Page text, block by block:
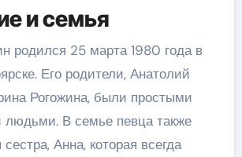
и семья
родился 25 марта 1980 года в
Его родители, Анатолий
Рогожина, были простыми
В семье певца также
Анна, которая всегда